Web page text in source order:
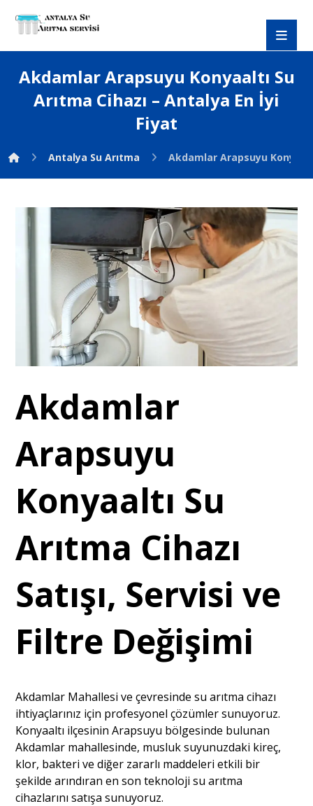
Akdamlar Arapsuyu Konyaaltı Su
Arıtma Cihazı – Antalya En İyi
Fiyat
Antalya Su Arıtma Akdamlar Arapsuyu
Akdamlar
Arapsuyu
Konyaaltı Su
Arıtma Cihazı
Satışı, Servisi ve
Filtre Değişimi
Akdamlar Mahallesi ve çevresinde su arıtma cihazı
ihtiyaçlarınız için profesyonel çözümler sunuyoruz.
Konyaaltı ilçesinin Arapsuyu bölgesinde bulunan
Akdamlar mahallesinde, musluk suyunuzdaki kireç,
klor, bakteri ve diğer zararlı maddeleri etkili bir
şekilde arındıran en son teknoloji su arıtma
cihazlarını satışa sunuyoruz.